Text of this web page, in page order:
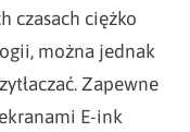
czasach ciężko
można jednak
Zapewne
E-ink